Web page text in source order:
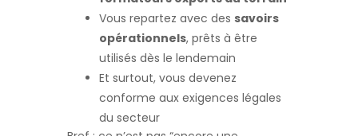
Vous repartez avec des savoirs
opérationnels, prêts à être
utilisés dès le lendemain
Et surtout, vous devenez
conforme aux exigences légales
du secteur